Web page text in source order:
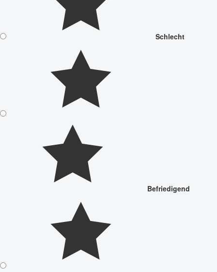
Schlecht
Befriedigend